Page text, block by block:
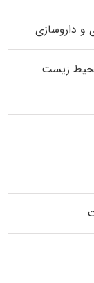
و داروسازی
زیست